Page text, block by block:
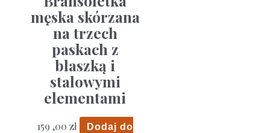
męska skórzana
na trzech
paskach z
blaszką i
stalowymi
elementami
159 ,00 zł
Dodaj do